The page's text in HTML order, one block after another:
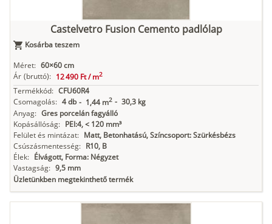
Castelvetro Fusion Cemento padlólap
Kosárba teszem
Méret: 60×60 cm
Ár (bruttó): 12 490 Ft /m2
Termékkód: CFU60R4
Csomagolás: 4 db - 1,44 m2 - 30,3 kg
Anyag: Gres porcelán fagyálló
Kopásállóság: PEI:4, < 120 mm³
Felület és mintázat: Matt, Betonhatású, Színcsoport: Szürkésbézs
Csúszásmentesség: R10, B
Élek: Élvágott, Forma: Négyzet
Vastagság: 9,5 mm
Üzletünkben megtekinthető termék